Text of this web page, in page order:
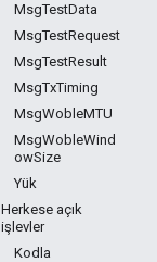
MsgTestData
MsgTestRequest
MsgTestResult
MsgTxTiming
MsgWobleMTU
MsgWobleWind
owSize
Yük
Herkese açık
işlevler
Kodla